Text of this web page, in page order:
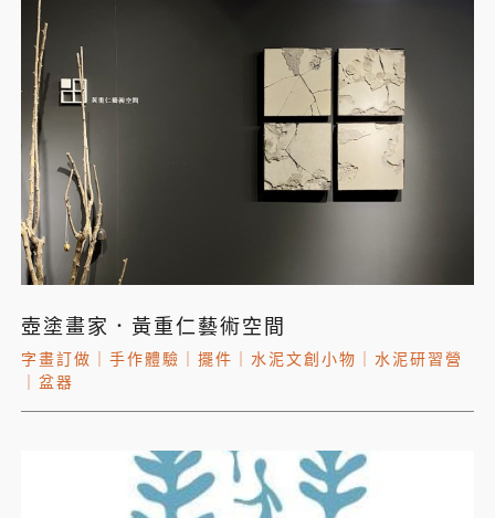
壺塗畫家．黃重仁藝術空間
字畫訂做 手作體驗 擺件 水泥文創小物
水泥研習營
盆器